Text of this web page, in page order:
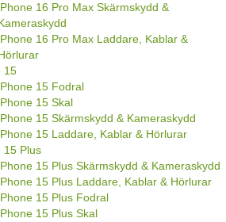
16 Pro Max Skärmskydd &
16 Pro Max Laddare, Kablar &
15
15 Fodral
15 Skal
15 Skärmskydd & Kameraskydd
15 Laddare, Kablar & Hörlurar
15 Plus
15 Plus Skärmskydd & Kameraskydd
15 Plus Laddare, Kablar & Hörlurar
15 Plus Fodral
15 Plus Skal